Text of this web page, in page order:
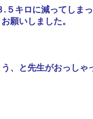
キロに減ってしま
願いしました。
、と先生がおっしゃ